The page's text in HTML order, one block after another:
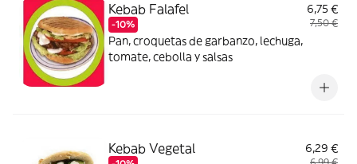
Kebab Falafel
-10%
6,75 €
7,50 €
Pan, croquetas de garbanzo, lechuga,
tomate, cebolla y salsas
Kebab Vegetal 6,29 €